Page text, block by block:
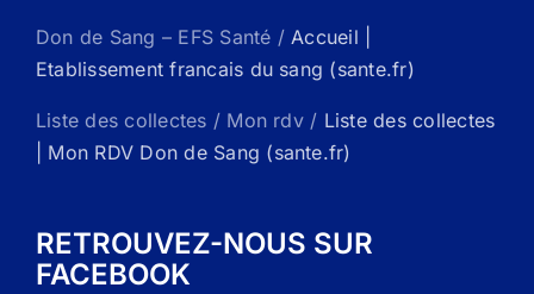
Don de Sang – EFS Santé /Accueil |
Etablissement francais du sang (sante.fr)
Liste des collectes / Mon rdv / Liste des collectes
| Mon RDV Don de Sang (sante.fr)
RETROUVEZ-NOUS SUR
FACEBOOK